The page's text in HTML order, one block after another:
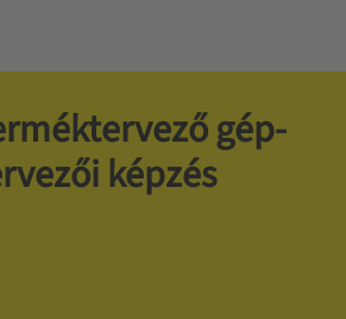
gép-
képzés